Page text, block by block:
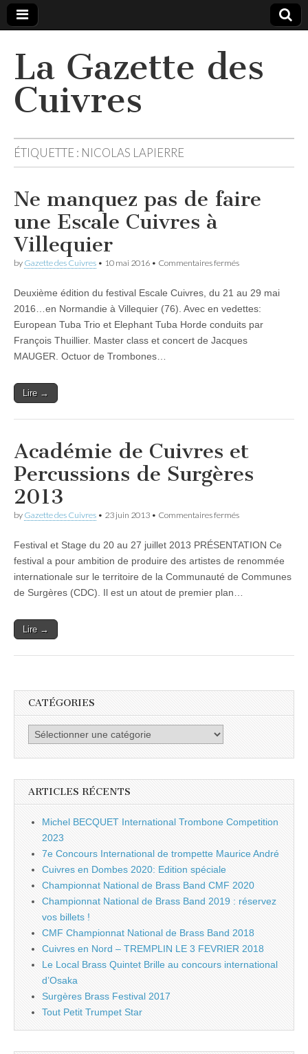
La Gazette des
Cuivres
ÉTIQUETTE : NICOLAS LAPIERRE
Ne manquez pas de faire
une Escale Cuivres à
Villequier
by Gazette des Cuivres • 10 mai 2016 • Commentaires ferméssur
pas
de
une
Escale
Deuxième édition du festival Escale Cuivres, du 21 au 29 mai
2016…en Normandie à Villequier (76). Avec en vedettes:
European Tuba Trio et Elephant Tuba Horde conduits par
François Thuillier. Master class et concert de Jacques
MAUGER. Octuor de Trombones…
Lire →
Académie de Cuivres et
Percussions de Surgères
2013
by Gazette des Cuivres • 23 juin 2013 • Commentaires ferméssur
Cuivres
et
de
Festival et Stage du 20 au 27 juillet 2013 PRÉSENTATION Ce
festival a pour ambition de produire des artistes de renommée
internationale sur le territoire de la Communauté de Communes
de Surgères (CDC). Il est un atout de premier plan…
Lire →
CATÉGORIES
Catégories
ARTICLES RÉCENTS
Michel BECQUET International Trombone Competition
2023
7e Concours International de trompette Maurice André
Cuivres en Dombes 2020: Edition spéciale
Championnat National de Brass Band CMF 2020
Championnat National de Brass Band 2019 : réservez
vos billets !
CMF Championnat National de Brass Band 2018
Cuivres en Nord – TREMPLIN LE 3 FEVRIER 2018
Le Local Brass Quintet Brille au concours international
d’Osaka
Surgères Brass Festival 2017
Tout Petit Trumpet Star